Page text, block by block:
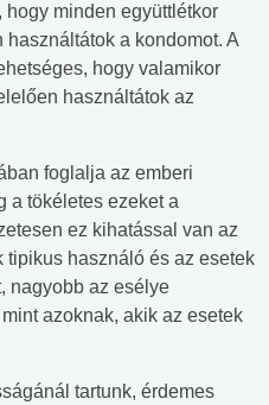
hogy minden együttlétkor
a kondomot. A
hogy valamikor
használtátok az
foglalja az emberi
a tökéletes ezeket a
ez kihatással van az
használó és az esetek
nagyobb az esélye
azoknak, akik az esetek
tartunk, érdemes